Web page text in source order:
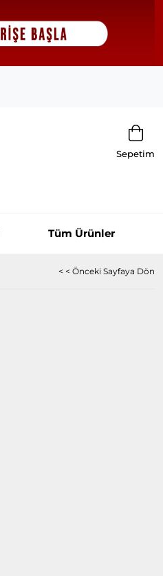
Sepetim
Tüm Ürünler
< < Önceki Sayfaya Dön